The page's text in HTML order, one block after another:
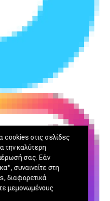
cookies στις σελίδες
την καλύτερη
σας. Εάν
συναινείτε στη
διαφορετικά
μεμονωμένους